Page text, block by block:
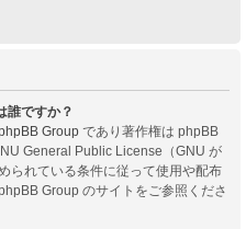
誰ですか？
Group であり著作権は phpBB
General Public License（GNU が
られている条件に従って使用や配布
Group のサイトをご参照くださ